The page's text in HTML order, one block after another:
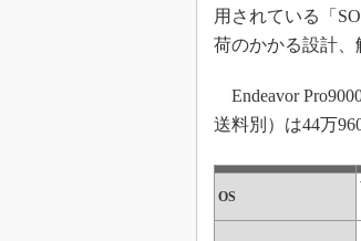
用されている「
荷のかかる設計、
Endeavor
送料別）は44万
OS